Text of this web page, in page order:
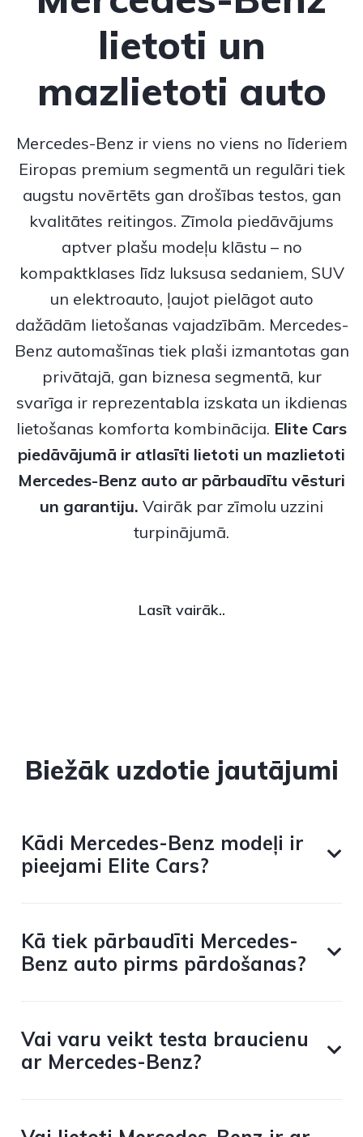
lietoti un
mazlietoti auto
Mercedes-Benz ir viens no viens no līderiem
Eiropas premium segmentā un regulāri tiek
augstu novērtēts gan drošības testos, gan
kvalitātes reitingos. Zīmola piedāvājums
aptver plašu modeļu klāstu – no
kompaktklases līdz luksusa sedaniem, SUV
un elektroauto, ļaujot pielāgot auto
dažādām lietošanas vajadzībām. Mercedes-
Benz automašīnas tiek plaši izmantotas gan
privātajā, gan biznesa segmentā, kur
svarīga ir reprezentabla izskata un ikdienas
lietošanas komforta kombinācija. Elite Cars
piedāvājumā ir atlasīti lietoti un mazlietoti
Mercedes-Benz auto ar pārbaudītu vēsturi
un garantiju. Vairāk par zīmolu uzzini
turpinājumā.
Lasīt vairāk..
Biežāk uzdotie jautājumi
Kādi Mercedes-Benz modeļi ir
pieejami Elite Cars?
Kā tiek pārbaudīti Mercedes-
Benz auto pirms pārdošanas?
Vai varu veikt testa braucienu
ar Mercedes-Benz?